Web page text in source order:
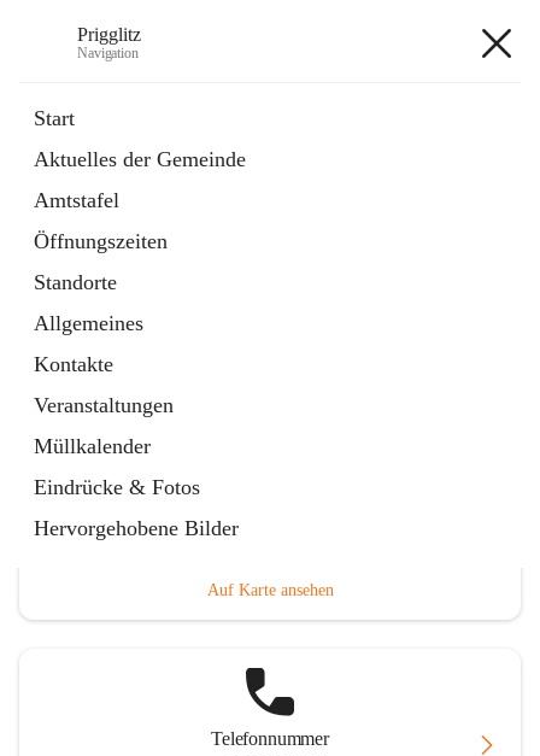
Prigglitz
Navigation
Start
Aktuelles der Gemeinde
Amtstafel
Öffnungszeiten
Standorte
Allgemeines
Kontakte
Veranstaltungen
Müllkalender
Eindrücke & Fotos
Hervorgehobene Bilder
Externe Webseite
in
Tab
Gemeindezeitung
Ordner
öffnet
in
neuem
Tab
Hauptadresse
Auf Karte ansehen
Telefonnummer